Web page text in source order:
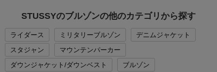
STUSSYのブルゾンの他のカテゴリから探す
ライダース ミリタリーブルゾン
デニムジャケット
スタジャン
マウンテンパーカー
ダウンジャケット/ダウンベスト
ブルゾン